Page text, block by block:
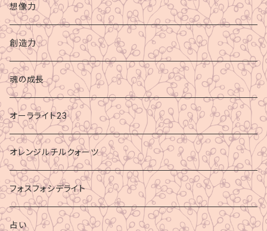
想像力
創造力
魂の成長
オーラライト23
オレンジルチルクォーツ
フォスフォシデライト
占い